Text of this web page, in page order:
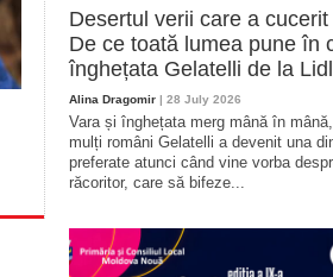
Desertul verii care a
De ce toată lumea pune în
înghețata Gelatelli de la Lidl
Alina Dragomir | 28 July 2026
Vara și înghețata merg mână în
mulți români Gelatelli a devenit una
preferate atunci când vine vorba
răcoritor, care să bifeze...